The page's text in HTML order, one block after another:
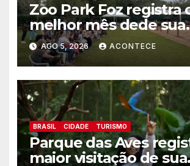
Zoo Park Foz registra
melhor mês dede sua
inauguração
AGO 5, 2026 ACONTECE
BRASIL CIDADE TURISMO
Parque das Aves
maior visitação de sua